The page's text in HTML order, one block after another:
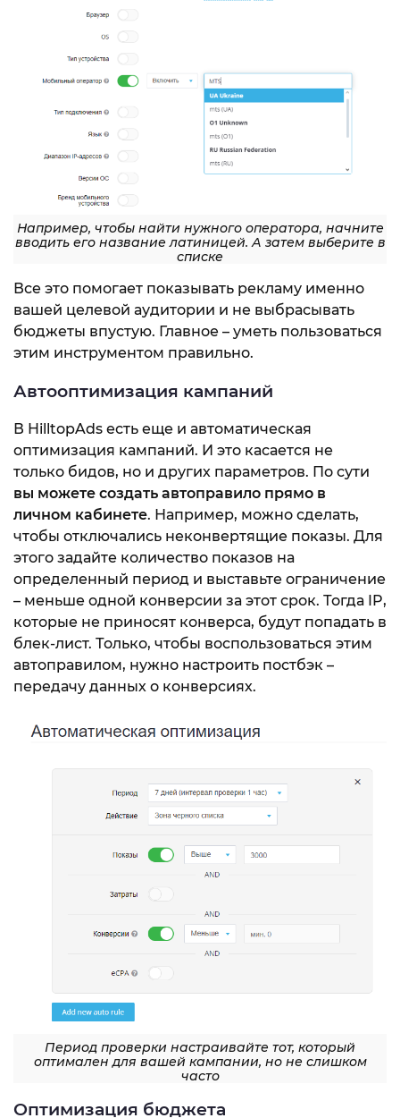
Например, чтобы найти нужного оператора, начните
вводить его название латиницей. А затем выберите в
списке
Все это помогает показывать рекламу именно
вашей целевой аудитории и не выбрасывать
бюджеты впустую. Главное – уметь пользоваться
этим инструментом правильно.
Автооптимизация кампаний
В HilltopAds есть еще и автоматическая
оптимизация кампаний. И это касается не
только бидов, но и других параметров. По сути
вы можете создать автоправило прямо в
личном кабинете. Например, можно сделать,
чтобы отключались неконвертящие показы. Для
этого задайте количество показов на
определенный период и выставьте ограничение
– меньше одной конверсии за этот срок. Тогда IP,
которые не приносят конверса, будут попадать в
блек-лист. Только, чтобы воспользоваться этим
автоправилом, нужно настроить постбэк –
передачу данных о конверсиях.
Период проверки настраивайте тот, который
оптимален для вашей кампании, но не слишком
часто
Оптимизация бюджета